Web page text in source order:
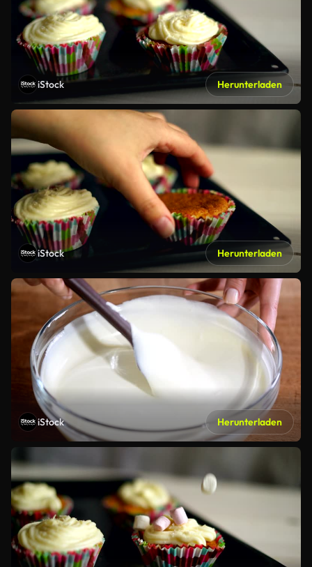
iStock Herunterladen
iStock Herunterladen
iStock Herunterladen